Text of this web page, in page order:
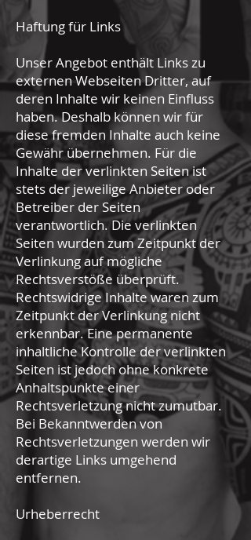
Haftung für Links
Unser Angebot enthält Links zu
externen Webseiten Dritter, auf
deren Inhalte wir keinen Einfluss
haben. Deshalb können wir für
diese fremden Inhalte auch keine
Gewähr übernehmen. Für die
Inhalte der verlinkten Seiten ist
stets der jeweilige Anbieter oder
Betreiber der Seiten
verantwortlich. Die verlinkten
Seiten wurden zum Zeitpunkt der
Verlinkung auf mögliche
Rechtsverstöße überprüft.
Rechtswidrige Inhalte waren zum
Zeitpunkt der Verlinkung nicht
erkennbar. Eine permanente
inhaltliche Kontrolle der verlinkten
Seiten ist jedoch ohne konkrete
Anhaltspunkte einer
Rechtsverletzung nicht zumutbar.
Bei Bekanntwerden von
Rechtsverletzungen werden wir
derartige Links umgehend
entfernen.
Urheberrecht